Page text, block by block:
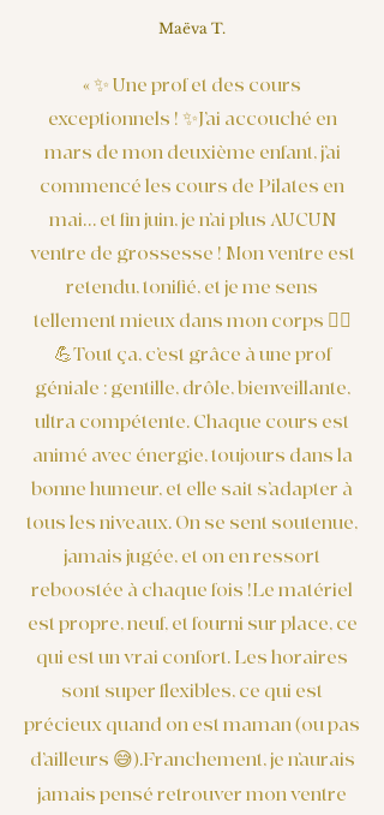
Maëva T.
« ✨ Une prof et des cours
exceptionnels ! ✨J’ai accouché en
mars de mon deuxième enfant, j’ai
commencé les cours de Pilates en
mai… et fin juin, je n’ai plus AUCUN
ventre de grossesse ! Mon ventre est
retendu, tonifié, et je me sens
tellement mieux dans mon corps 🧘‍♀️
💪Tout ça, c’est grâce à une prof
géniale : gentille, drôle, bienveillante,
ultra compétente. Chaque cours est
animé avec énergie, toujours dans la
bonne humeur, et elle sait s’adapter à
tous les niveaux. On se sent soutenue,
jamais jugée, et on en ressort
reboostée à chaque fois !Le matériel
est propre, neuf, et fourni sur place, ce
qui est un vrai confort. Les horaires
sont super flexibles, ce qui est
précieux quand on est maman(ou pas
d’ailleurs 😅).Franchement, je n’aurais
jamais pensé retrouver mon ventre